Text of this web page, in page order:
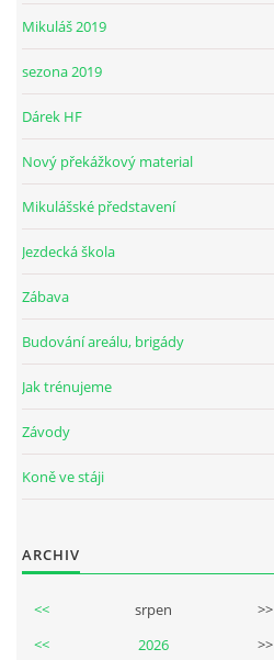
PODZIMNÍ BRIGÁDA 4.10.2025
Mikuláš 2019
sezona 2019
Dárek HF
Nový překážkový material
Mikulášské představení
Jezdecká škola
Zábava
Budování areálu, brigády
Jak trénujeme
Závody
Koně ve stáji
ARCHIV
<< srpen
>>
<<
2026 >>